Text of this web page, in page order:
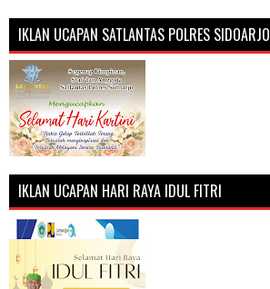
IKLAN UCAPAN SATLANTAS POLRES SIDOARJO
IKLAN UCAPAN HARI RAYA IDUL FITRI